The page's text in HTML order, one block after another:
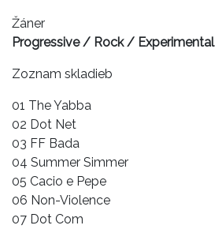
Žáner
Progressive / Rock / Experimental
Zoznam skladieb
01 The Yabba
02 Dot Net
03 FF Bada
04 Summer Simmer
05 Cacio e Pepe
06 Non-Violence
07 Dot Com